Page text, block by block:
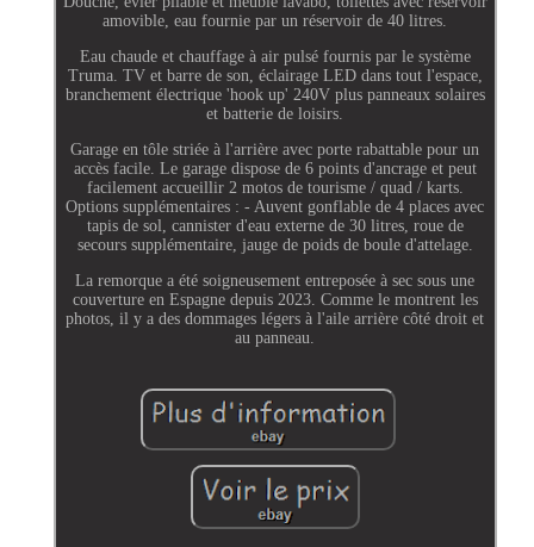
amovible, eau fournie par un réservoir de 40 litres.
Eau chaude et chauffage à air pulsé fournis par le système
Truma. TV et barre de son, éclairage LED dans tout l'espace,
branchement électrique 'hook up' 240V plus panneaux solaires
et batterie de loisirs.
Garage en tôle striée à l'arrière avec porte rabattable pour un
accès facile. Le garage dispose de 6 points d'ancrage et peut
facilement accueillir 2 motos de tourisme / quad / karts.
Options supplémentaires : - Auvent gonflable de 4 places avec
tapis de sol, cannister d'eau externe de 30 litres, roue de
secours supplémentaire, jauge de poids de boule d'attelage.
La remorque a été soigneusement entreposée à sec sous une
couverture en Espagne depuis 2023. Comme le montrent les
photos, il y a des dommages légers à l'aile arrière côté droit et
au panneau.